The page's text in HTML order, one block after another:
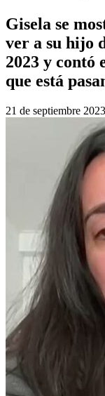
Gisela se
ver a su hijo
2023 y contó
que está
21 de septiembre